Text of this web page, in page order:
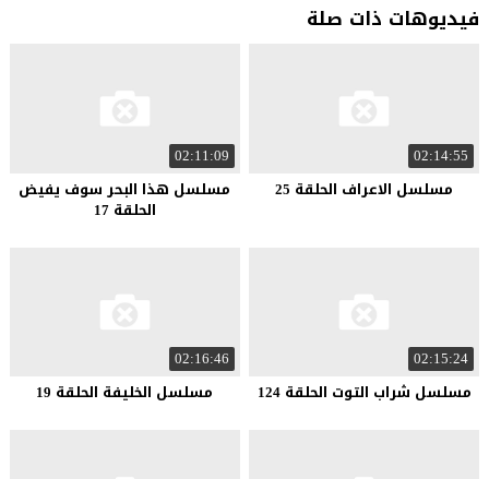
فيديوهات ذات صلة
02:14:55
مسلسل الاعراف الحلقة 25
02:11:09
مسلسل هذا البحر سوف يفيض
الحلقة 17
02:15:24
مسلسل شراب التوت الحلقة 124
02:16:46
مسلسل الخليفة الحلقة 19